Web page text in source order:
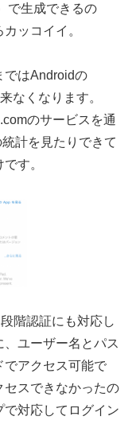
で生成できるの
ッコイイ。
ではAndroidの
なくなります。
のサービスを通
計を見たりできて
す。
階認証にも対応し
ユーザー名とパス
でアクセス可能で
セスできなかったの
対応してログイン